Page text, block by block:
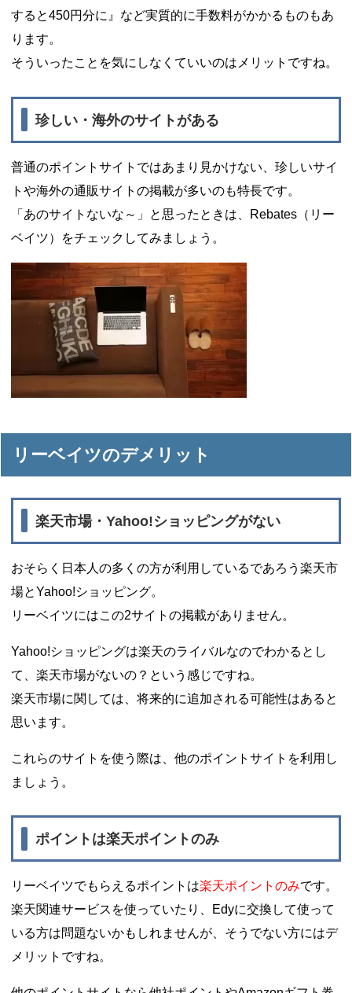
すると450円分に』など実質的に手数料がかかるものもあ
ります。
そういったことを気にしなくていいのはメリットですね。
珍しい・海外のサイトがある
普通のポイントサイトではあまり見かけない、珍しいサイ
トや海外の通販サイトの掲載が多いのも特長です。
「あのサイトないな～」と思ったときは、Rebates（リー
ベイツ）をチェックしてみましょう。
リーベイツのデメリット
楽天市場・Yahoo!ショッピングがない
おそらく日本人の多くの方が利用しているであろう楽天市
場とYahoo!ショッピング。
リーベイツにはこの2サイトの掲載がありません。
Yahoo!ショッピングは楽天のライバルなのでわかるとし
て、楽天市場がないの？という感じですね。
楽天市場に関しては、将来的に追加される可能性はあると
思います。
これらのサイトを使う際は、他のポイントサイトを利用し
ましょう。
ポイントは楽天ポイントのみ
リーベイツでもらえるポイントは楽天ポイントのみです。
楽天関連サービスを使っていたり、Edyに交換して使って
いる方は問題ないかもしれませんが、そうでない方にはデ
メリットですね。